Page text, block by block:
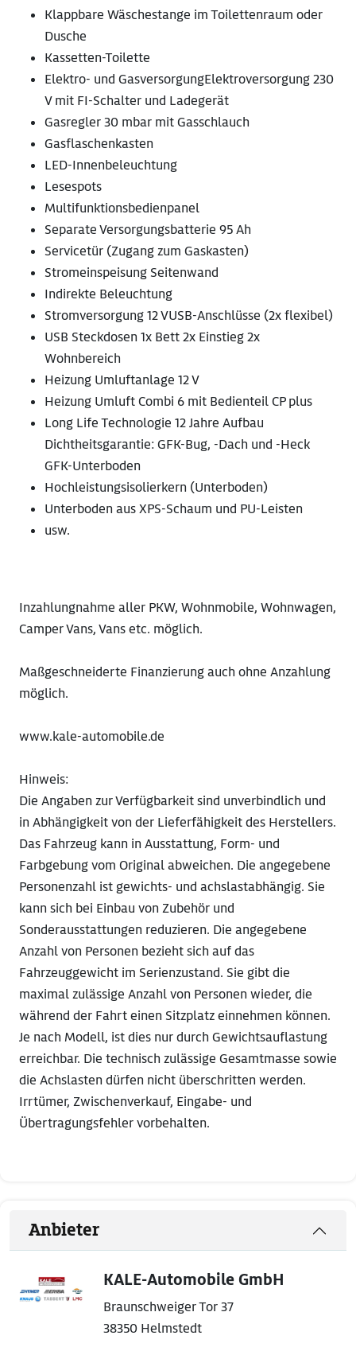
Klappbare Wäschestange im Toilettenraum oder
Dusche
Kassetten-Toilette
Elektro- und GasversorgungElektroversorgung 230
V mit FI-Schalter und Ladegerät
Gasregler 30 mbar mit Gasschlauch
Gasflaschenkasten
LED-Innenbeleuchtung
Lesespots
Multifunktionsbedienpanel
Separate Versorgungsbatterie 95 Ah
Servicetür (Zugang zum Gaskasten)
Stromeinspeisung Seitenwand
Indirekte Beleuchtung
Stromversorgung 12 VUSB-Anschlüsse (2x flexibel)
USB Steckdosen 1x Bett 2x Einstieg 2x
Wohnbereich
Heizung Umluftanlage 12 V
Heizung Umluft Combi 6 mit Bedienteil CP plus
Long Life Technologie 12 Jahre Aufbau
Dichtheitsgarantie: GFK-Bug, -Dach und -Heck
GFK-Unterboden
Hochleistungsisolierkern (Unterboden)
Unterboden aus XPS-Schaum und PU-Leisten
usw.
Inzahlungnahme aller PKW, Wohnmobile, Wohnwagen,
Camper Vans, Vans etc. möglich.
Maßgeschneiderte Finanzierung auch ohne Anzahlung
möglich.
www.kale-automobile.de
Hinweis:
Die Angaben zur Verfügbarkeit sind unverbindlich und
in Abhängigkeit von der Lieferfähigkeit des Herstellers.
Das Fahrzeug kann in Ausstattung, Form- und
Farbgebung vom Original abweichen. Die angegebene
Personenzahl ist gewichts- und achslastabhängig. Sie
kann sich bei Einbau von Zubehör und
Sonderausstattungen reduzieren. Die angegebene
Anzahl von Personen bezieht sich auf das
Fahrzeuggewicht im Serienzustand. Sie gibt die
maximal zulässige Anzahl von Personen wieder, die
während der Fahrt einen Sitzplatz einnehmen können.
Je nach Modell, ist dies nur durch Gewichtsauflastung
erreichbar. Die technisch zulässige Gesamtmasse sowie
die Achslasten dürfen nicht überschritten werden.
Irrtümer, Zwischenverkauf, Eingabe- und
Übertragungsfehler vorbehalten.
Anbieter
KALE-Automobile GmbH
Braunschweiger Tor 37
38350 Helmstedt